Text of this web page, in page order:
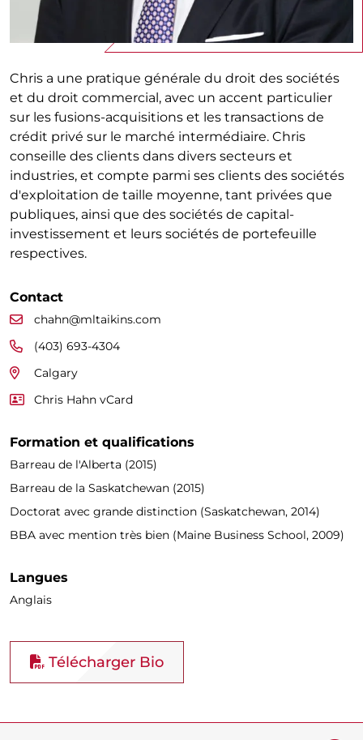
Chris a une pratique générale du droit des sociétés
et du droit commercial, avec un accent particulier
sur les fusions-acquisitions et les transactions de
crédit privé sur le marché intermédiaire. Chris
conseille des clients dans divers secteurs et
industries, et compte parmi ses clients des sociétés
d'exploitation de taille moyenne, tant privées que
publiques, ainsi que des sociétés de capital-
investissement et leurs sociétés de portefeuille
respectives.
Contact
chahn@mltaikins.com
(403) 693-4304
Calgary
Chris Hahn vCard
Formation et qualifications
Barreau de l'Alberta (2015)
Barreau de la Saskatchewan (2015)
Doctorat avec grande distinction (Saskatchewan, 2014)
BBA avec mention très bien (Maine Business School, 2009)
Langues
Anglais
Télécharger Bio